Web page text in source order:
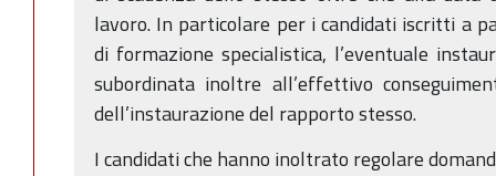
lavoro. In particolare per i candidati iscritti a
di formazione specialistica, l’eventuale
subordinata inoltre all’effettivo
dell’instaurazione del rapporto stesso.
I candidati che hanno inoltrato regolare